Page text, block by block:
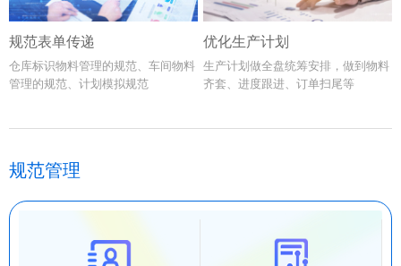
规范表单传递
仓库标识物料管理的规范、车间物料
管理的规范、计划模拟规范
优化生产计划
生产计划做全盘统筹安排，做到物料
齐套、进度跟进、订单扫尾等
规范管理